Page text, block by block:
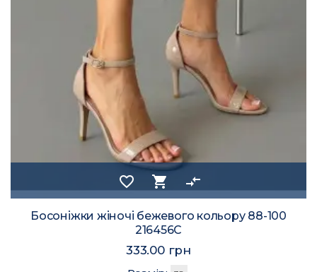
favorite_border shopping_cart compare_arrows
Босоніжки жіночі бежевого кольору 88-100
216456C
333.00 грн